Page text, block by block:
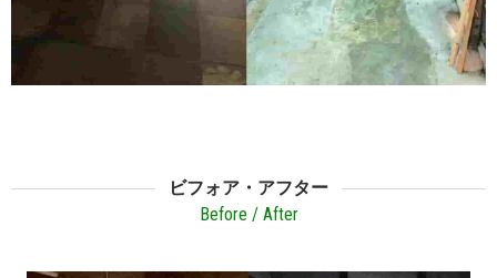
ビフォア・アフター
Before / After